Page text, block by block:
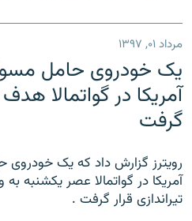
مرداد ۰۱, ۱۳۹۷
یک خودروی حامل
آمریکا در گواتمالا هدف
گرفت
رویترز گزارش داد که یک
آمریکا در گواتمالا عصر
تیراندازی قرار گرفت .